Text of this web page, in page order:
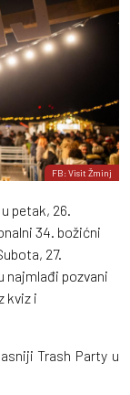
FB: Visit Žminj
petak, 26.
34. božićni
27.
najmlađi pozvani
kviz i
Trash Party u